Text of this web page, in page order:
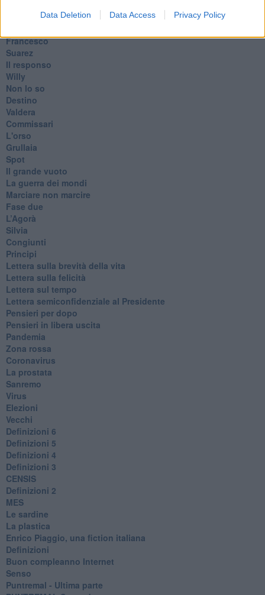
Data Deletion Data Access Privacy Policy
Francesco
Suarez
​Il responso
Willy
Non lo so
Destino
Valdera
Commissari
L'orso
Grullaia
Spot
​Il grande vuoto
​La guerra dei mondi
Marciare non marcire
Fase due
L’Agorà
Silvia
Congiunti
Principi
​Lettera sulla brevità della vita
​Lettera sulla felicità
​Lettera sul tempo
Lettera semiconfidenziale al Presidente
Pensieri per dopo
​Pensieri in libera uscita
Pandemia
Zona rossa
Coronavirus
La prostata
Sanremo
Virus
Elezioni
Vecchi
Definizioni 6
Definizioni 5
Definizioni 4
Definizioni 3
CENSIS
​Definizioni 2
MES
Le sardine
La plastica
​Enrico Piaggio, una fiction italiana
Definizioni
​Buon compleanno Internet
Senso
Puntremal - Ultima parte